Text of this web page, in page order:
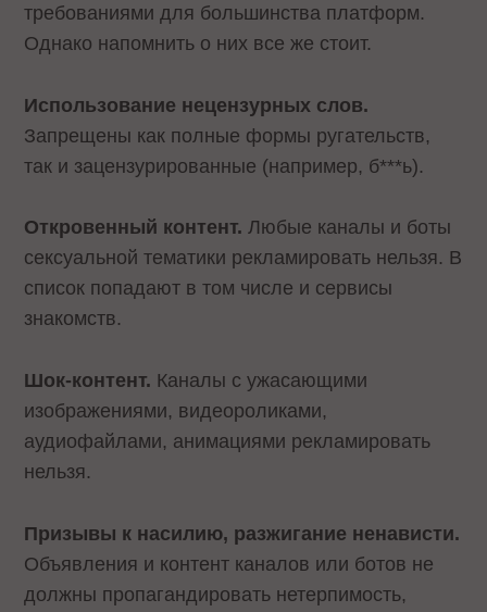
требованиями для большинства платформ.
Однако напомнить о них все же стоит.
Использование нецензурных слов.
Запрещены как полные формы ругательств,
так и зацензурированные (например, б***ь).
Откровенный контент.Любые каналы и боты
сексуальной тематики рекламировать нельзя. В
список попадают в том числе и сервисы
знакомств.
Шок-контент. Каналы с ужасающими
изображениями, видеороликами,
аудиофайлами, анимациями рекламировать
нельзя.
Призывы к насилию, разжигание ненависти.
Объявления и контент каналов или ботов не
должны пропагандировать нетерпимость,